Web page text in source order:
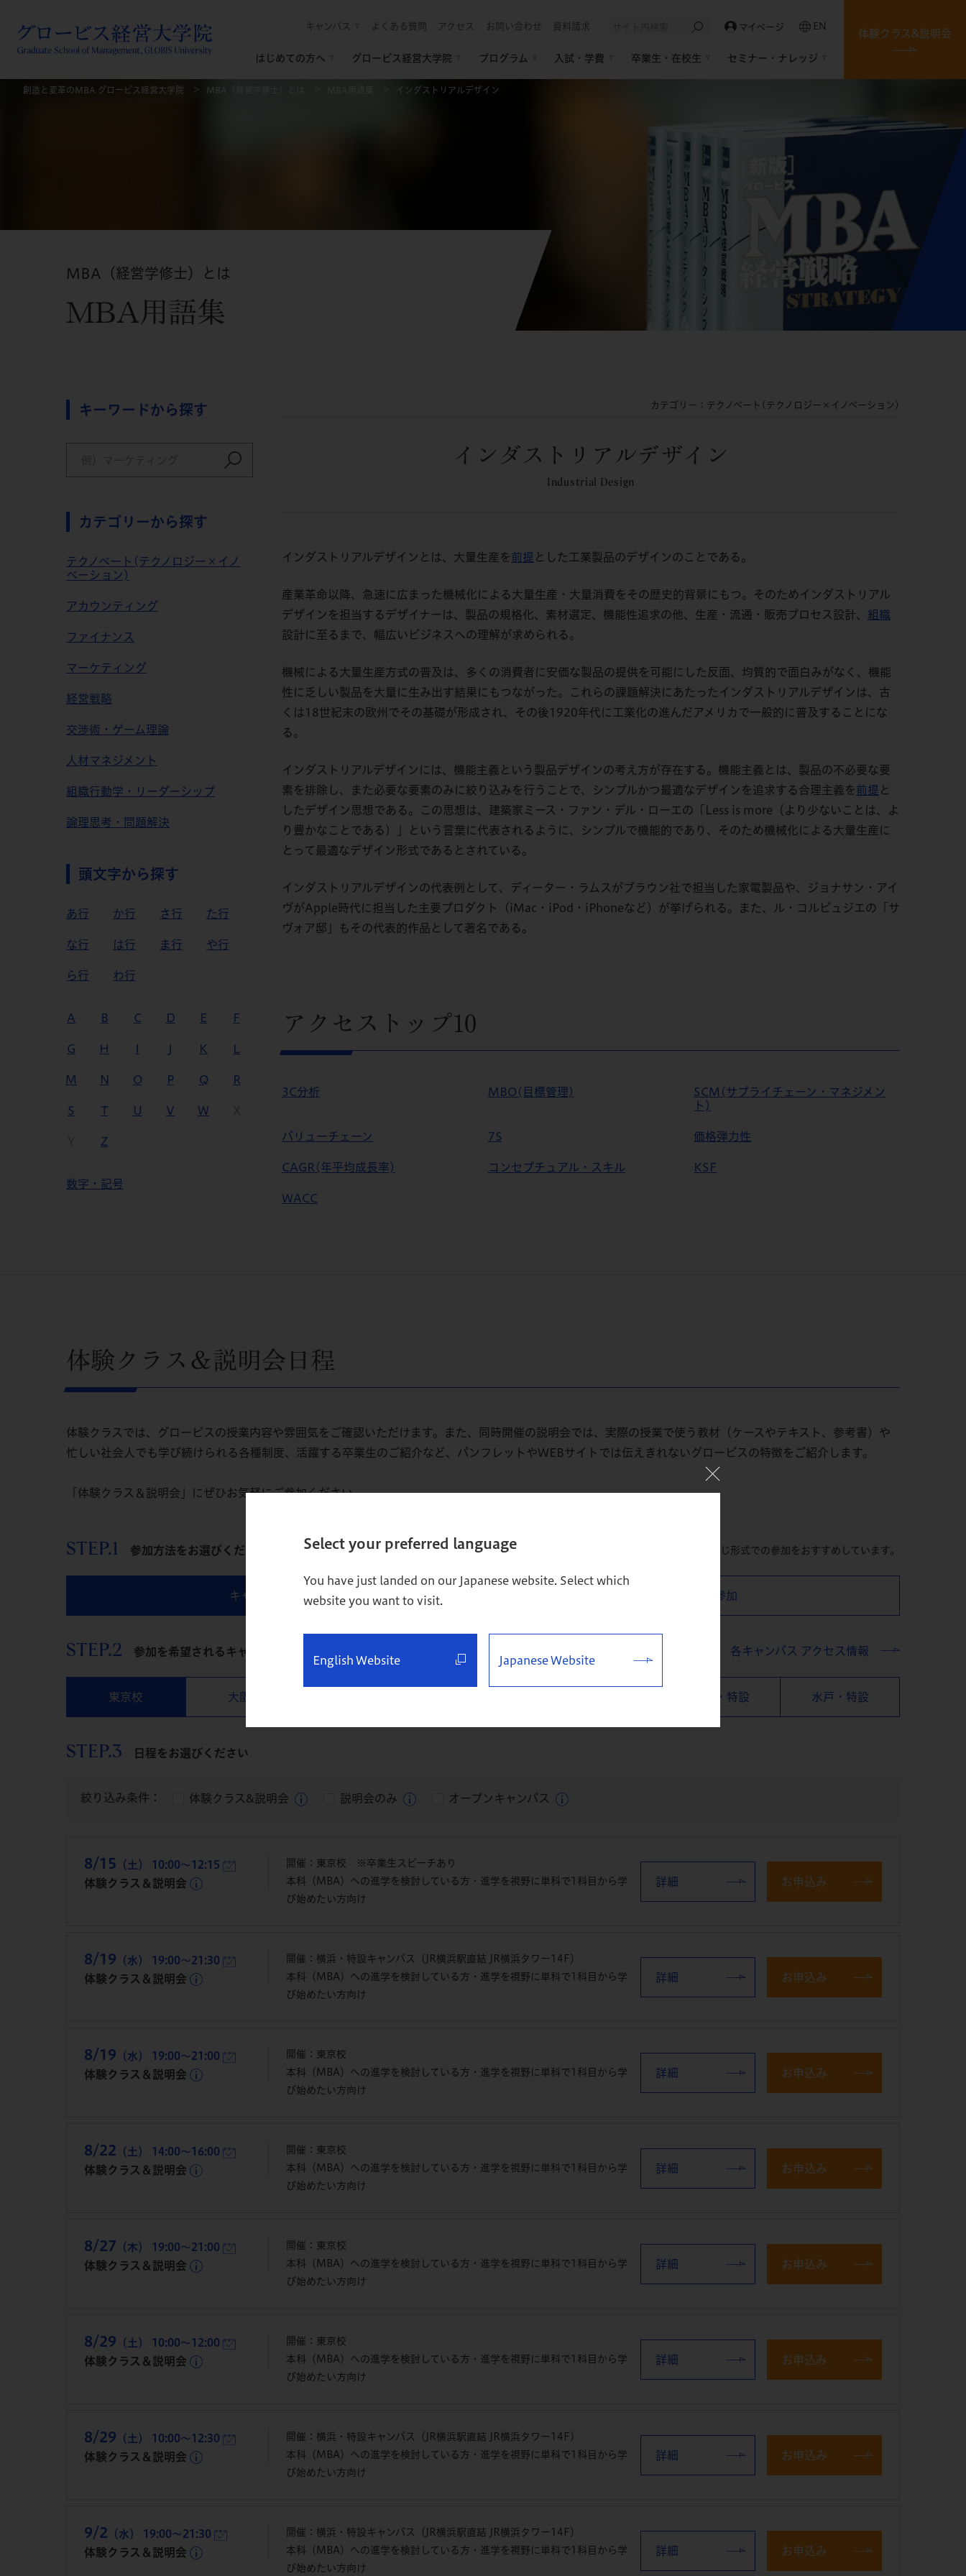
キャンパス よくある質問 アクセス お問い合わせ 資料請求 マイページ EN
はじめての方へ グロービス経営大学院 プログラム 入試・学費 卒業生・在校生 セミナー・ナレッジ
体験クラス&説明会
Select your preferred language
You have just landed on our Japanese website. Select which
website you want to visit.
English Website Japanese Website
創造と変革のMBA グロービス経営大学院 MBA（経営学修士）とは インダストリアルデザイン
MBA（経営学修士）とは
MBA用語集
キーワードから探す
カテゴリーから探す
テクノベート(テクノロジー×イノ
ベーション)
アカウンティング
ファイナンス
マーケティング
経営戦略
交渉術・ゲーム理論
人材マネジメント
組織行動学・リーダーシップ
論理思考・問題解決
頭文字から探す
あ行 か行 さ行 た行
な行 は行 ま行 や行
ら行 わ行
A B C D E F
G H K
M N O P Q R
S T U V W
Z
数字・記号
カテゴリー：テクノベート(テクノロジー×イノベーション)
インダストリアルデザイン
Industrial Design
インダストリアルデザインとは、大量生産を前提 とした工業製品のデザインのことである。
産業革命以降、急速に広まった機械化による大量生産・大量消費をその歴史的背景にもつ。そのためインダストリアル
デザインを担当するデザイナーは、製品の規格化、素材選定、機能性追求の他、生産・流通・販売プロセス設計、 組織
設計に至るまで、幅広いビジネスへの理解が求められる。
機械による大量生産方式の普及は、多くの消費者に安価な製品の提供を可能にした反面、均質的で面白みがなく、機能
性に乏しい製品を大量に生み出す結果にもつながった。これらの課題解決にあたったインダストリアルデザインは、古
くは 18世紀末の欧州でその基礎が形成され、その後1920年代に工業化の進んだアメリカで一般的に普及することにな
る。
インダストリ アルデザインには、機能主義という製品デザインの考え方が存在する。機能主義とは、製品の不必要な要
素を排除し、また必要な要素のみに絞り込みを行うことで、シンプルかつ最適なデザインを追求する合理主義を前提 と
したデザイン思想である。この思想は、建築家ミース・ファン・デル・ローエの「
Less is more （より少ないことは、よ
り豊かなことである）」という言葉に代表されるように、シンプルで機能的であり、そのため機械化による大量生産に
とって最適なデザイン形式であるとされている。
インダストリアルデザインの代表例として、ディーター・ラムスがブラウン社で担当した家電製品や、ジョナサン・アイ
ヴがApple 時代に担当した主要プロダクト（ iMac ・ iPod ・ iPhoneなど）が挙げられる。また、ル・コルビュジエの「サ
ヴォア邸」もその代表的作品として著名である。
アクセストップ10
3C分析 MBO(目標管理)
SCM(サプライチェーン・マネジメン
ト)
バリューチェーン 7S 価格弾力性
CAGR(年平均成長率) コンセプチュアル・スキル KSF
WACC
体験クラス＆説明会日程
体験クラスでは、グロービスの授業内容や雰囲気をご確認いただけます。また、同時開催の説明会では、実際の授業で使う教材（ケースやテキスト、参考書）や
忙しい社会人でも学び続けられる各種制度、活躍する卒業生のご紹介など、パンフレットやWEBサイトでは伝えきれないグロービスの特徴をご紹介します。
「体験クラス＆説明会」にぜひお気軽にご参加ください。
STEP.1 参加方法をお選びください ご希望の受講形式と同じ形式での参加をおすすめしています。
キャンパスで参加 オンラインで参加
STEP.2 参加を希望されるキャンパスをお選びください 各キャンパス アクセス情報
東京校 大阪校 横浜・特設 水戸・特設
STEP.3 日程をお選びください
絞り込み条件： 体験クラス&説明会 説明会のみ オープンキャンパス
8/15 （土） 10:00～12:15
体験クラス＆説明会
開催：東京校 ※卒業生スピーチあり
本科（MBA）への進学を検討している方・進学を視野に単科で1科目から学
び始めたい方向け
詳細 お申込み
8/19 （水） 19:00～21:30
体験クラス＆説明会
開催：横浜・特設キャンパス（JR横浜駅直結 JR横浜タワー14F）
本科（MBA）への進学を検討している方・進学を視野に単科で1科目から学
び始めたい方向け
詳細 お申込み
8/19 （水） 19:00～21:00
体験クラス＆説明会
開催：東京校
本科（MBA）への進学を検討している方・進学を視野に単科で1科目から学
び始めたい方向け
詳細 お申込み
8/22 （土） 14:00～16:00
体験クラス＆説明会
開催：東京校
本科（MBA）への進学を検討している方・進学を視野に単科で1科目から学
び始めたい方向け
詳細 お申込み
8/27 （木） 19:00～21:00
体験クラス＆説明会
開催：東京校
本科（MBA）への進学を検討している方・進学を視野に単科で1科目から学
び始めたい方向け
詳細 お申込み
8/29 （土） 10:00～12:00
体験クラス＆説明会
開催：東京校
本科（MBA）への進学を検討している方・進学を視野に単科で1科目から学
び始めたい方向け
詳細 お申込み
8/29 （土） 10:00～12:30
体験クラス＆説明会
開催：横浜・特設キャンパス（JR横浜駅直結 JR横浜タワー14F）
本科（MBA）への進学を検討している方・進学を視野に単科で1科目から学
び始めたい方向け
詳細 お申込み
9/2 （水） 19:00～21:30
体験クラス＆説明会
開催：横浜・特設キャンパス（JR横浜駅直結 JR横浜タワー14F）
本科（MBA）への進学を検討している方・進学を視野に単科で1科目から学
び始めたい方向け
詳細 お申込み